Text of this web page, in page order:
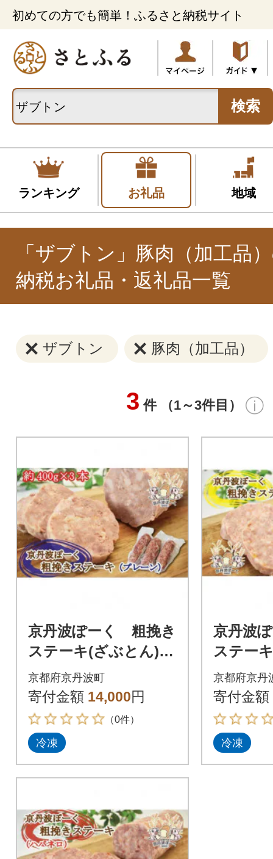
初めての方でも簡単！ふるさと納税サイト
検索
ランキング お礼品 地域
「ザブトン」豚肉（加工品
納税お礼品・返礼品一覧
ザブトン 豚肉（加工品）
3 件 （1～3件目）
京丹波ぽーく 粗挽き
ステーキ(ざぶとん)プ
レーン 3本セット
京都府京丹波町
寄付金額 14,000円
（0件）
冷凍
京丹波ぽー
ステー
子味
京都府京丹
寄付金額
冷凍